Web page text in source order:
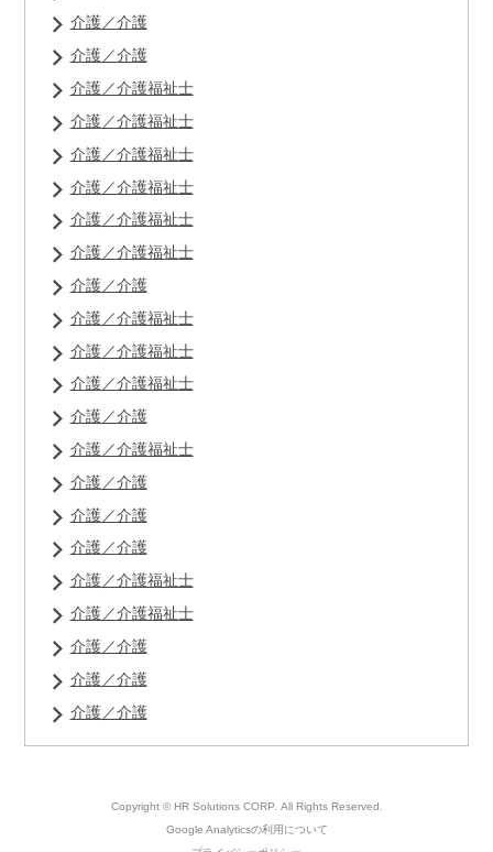
介護／介護
介護／介護
介護／介護福祉士
介護／介護福祉士
介護／介護福祉士
介護／介護福祉士
介護／介護福祉士
介護／介護福祉士
介護／介護
介護／介護福祉士
介護／介護福祉士
介護／介護福祉士
介護／介護
介護／介護福祉士
介護／介護
介護／介護
介護／介護
介護／介護福祉士
介護／介護福祉士
介護／介護
介護／介護
介護／介護
Copyright © HR Solutions CORP. All Rights Reserved.
Google Analyticsの利用について